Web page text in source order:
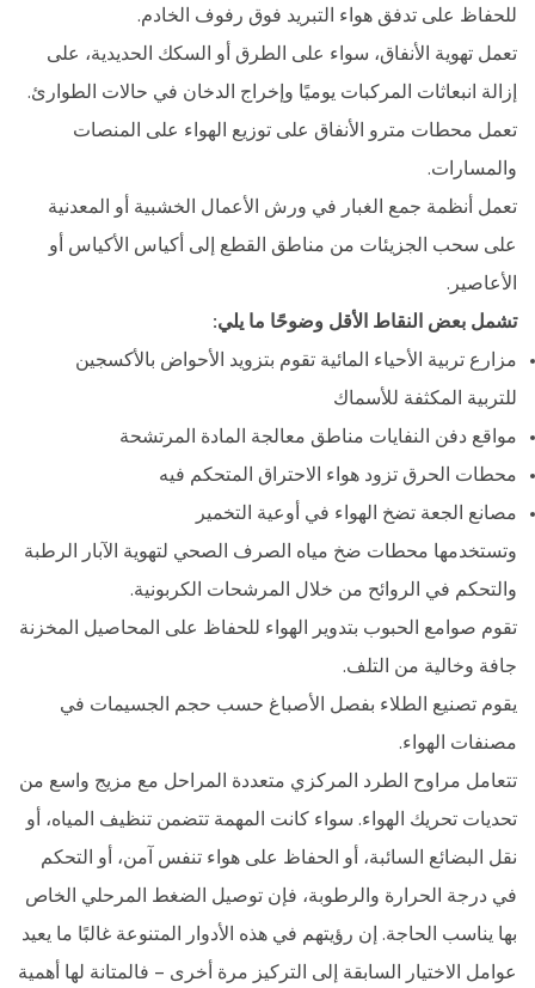
للحفاظ على تدفق هواء التبريد فوق رفوف الخادم.
تعمل تهوية الأنفاق، سواء على الطرق أو السكك الحديدية، على
إزالة انبعاثات المركبات يوميًا وإخراج الدخان في حالات الطوارئ.
تعمل محطات مترو الأنفاق على توزيع الهواء على المنصات
والمسارات.
تعمل أنظمة جمع الغبار في ورش الأعمال الخشبية أو المعدنية
على سحب الجزيئات من مناطق القطع إلى أكياس الأكياس أو
الأعاصير.
تشمل بعض النقاط الأقل وضوحًا ما يلي:
مزارع تربية الأحياء المائية تقوم بتزويد الأحواض بالأكسجين
للتربية المكثفة للأسماك
مواقع دفن النفايات مناطق معالجة المادة المرتشحة
محطات الحرق تزود هواء الاحتراق المتحكم فيه
مصانع الجعة تضخ الهواء في أوعية التخمير
وتستخدمها محطات ضخ مياه الصرف الصحي لتهوية الآبار الرطبة
والتحكم في الروائح من خلال المرشحات الكربونية.
تقوم صوامع الحبوب بتدوير الهواء للحفاظ على المحاصيل المخزنة
جافة وخالية من التلف.
يقوم تصنيع الطلاء بفصل الأصباغ حسب حجم الجسيمات في
مصنفات الهواء.
تتعامل مراوح الطرد المركزي متعددة المراحل مع مزيج واسع من
تحديات تحريك الهواء. سواء كانت المهمة تتضمن تنظيف المياه، أو
نقل البضائع السائبة، أو الحفاظ على هواء تنفس آمن، أو التحكم
في درجة الحرارة والرطوبة، فإن توصيل الضغط المرحلي الخاص
بها يناسب الحاجة. إن رؤيتهم في هذه الأدوار المتنوعة غالبًا ما يعيد
عوامل الاختيار السابقة إلى التركيز مرة أخرى - فالمتانة لها أهمية